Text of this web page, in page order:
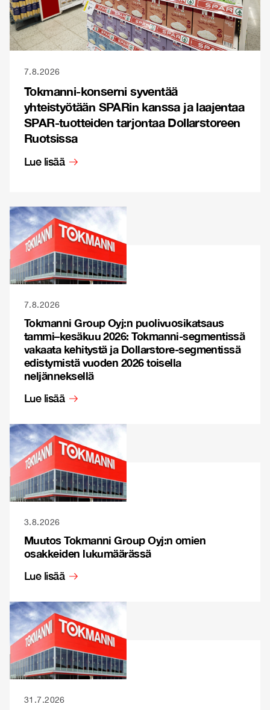
7.8.2026
Tokmanni-konserni syventää
yhteistyötään SPARin kanssa ja laajentaa
SPAR-tuotteiden tarjontaa Dollarstoreen
Ruotsissa
Lue lisää
7.8.2026
Tokmanni Group Oyj:n puolivuosikatsaus
tammi–kesäkuu 2026: Tokmanni-segmentissä
vakaata kehitystä ja Dollarstore-segmentissä
edistymistä vuoden 2026 toisella
neljänneksellä
Lue lisää
3.8.2026
Muutos Tokmanni Group Oyj:n omien
osakkeiden lukumäärässä
Lue lisää
31.7.2026